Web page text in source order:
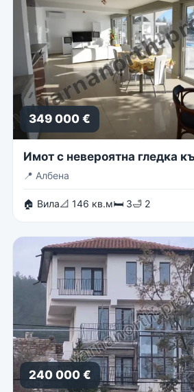
349 000 €
Имот с невероятна гледка
📍 Албена
🏠 Вила📐 146 кв.м🛏 3🛁 2
240 000 €